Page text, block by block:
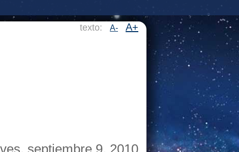
texto: A- A+
septiembre 9, 2010